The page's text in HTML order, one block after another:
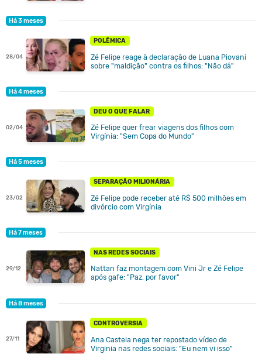
Há 3 meses
28/04
POLÊMICA
Zé Felipe reage à declaração de Luana Piovani
sobre "maldição" contra os filhos: "Não dá"
Há 4 meses
02/04
DEU O QUE FALAR
Zé Felipe quer frear viagens dos filhos com
Virgínia: "Sem Copa do Mundo"
Há 5 meses
23/02
SEPARAÇÃO MILIONÁRIA
Zé Felipe pode receber até R$ 500 milhões em
divórcio com Virgínia
Há 7 meses
29/12
NAS REDES SOCIAIS
Nattan faz montagem com Vini Jr e Zé Felipe
após gafe: "Paz, por favor"
Há 8 meses
27/11
CONTROVERSIA
Ana Castela nega ter repostado vídeo de
Virginia nas redes sociais: "Eu nem vi isso"